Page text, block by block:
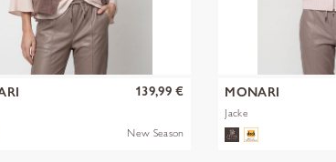
139,99 €
New Season
MONARI
Jacke